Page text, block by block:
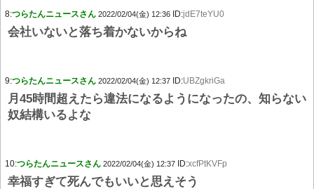
8:つらたんニュースさん 2022/02/04(金) 12:36 ID:jdE7teYU0
会社いないと落ち着かないからね
9:つらたんニュースさん 2022/02/04(金) 12:37 ID:UBZgkriGa
月45時間超えたら違法になるようになったの、知らない
奴結構いるよな
10:つらたんニュースさん 2022/02/04(金) 12:37 ID:xcfPtKVFp
幸福すぎて死んでもいいと思えそう